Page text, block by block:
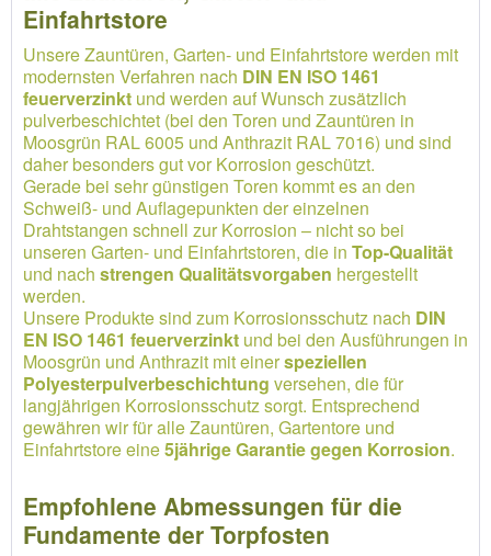
Einfahrtstore
Unsere Zauntüren, Garten- und Einfahrtstore werden mit
modernsten Verfahren nach DIN EN ISO 1461
feuerverzinkt und werden auf Wunsch zusätzlich
pulverbeschichtet (bei den Toren und Zauntüren in
Moosgrün RAL 6005 und Anthrazit RAL 7016) und sind
daher besonders gut vor Korrosion geschützt.
Gerade bei sehr günstigen Toren kommt es an den
Schweiß- und Auflagepunkten der einzelnen
Drahtstangen schnell zur Korrosion – nicht so bei
unseren Garten- und Einfahrtstoren, die in Top-Qualität
und nach strengen Qualitätsvorgaben hergestellt
werden.
Unsere Produkte sind zum Korrosionsschutz nach DIN
EN ISO 1461 feuerverzinkt und bei den Ausführungen in
Moosgrün und Anthrazit mit einerspeziellen
Polyesterpulverbeschichtung versehen, die für
langjährigen Korrosionsschutz sorgt. Entsprechend
gewähren wir für alle Zauntüren, Gartentore und
Einfahrtstore eine5jährige Garantie gegen Korrosion.
Empfohlene Abmessungen für die
Fundamente der Torpfosten